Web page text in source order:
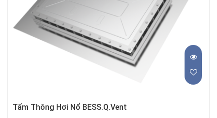
Tấm Thông Hơi Nổ BESS.Q.Vent